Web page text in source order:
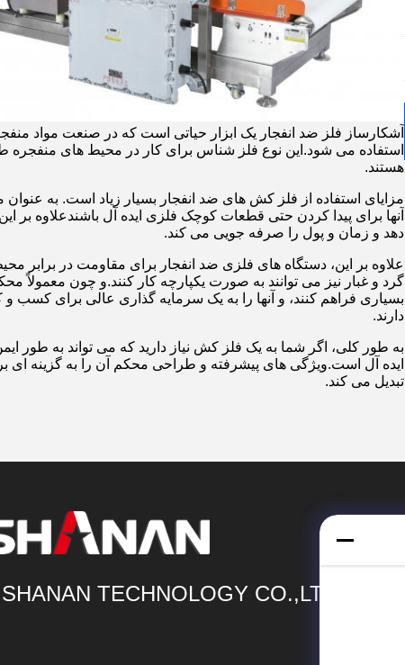
آشکارساز فلز ضد انفجار یک ابزار حیاتی است که در صنعت مواد
استفاده می شود.این نوع فلز شناس برای کار در محیط های منفجره
هستند.
مزایای استفاده از فلز کش های ضد انفجار بسیار زیاد است. به
آنها برای پیدا کردن حتی قطعات کوچک فلزی ایده آل باشندعلاوه
دهد و زمان و پول را صرفه جویی می کند.
علاوه بر این، دستگاه های فلزی ضد انفجار برای مقاومت در
گرد و غبار نیز می توانند به صورت یکپارچه کار کنند.و چون معمولاً
بسیاری فراهم کنند، و آنها را به یک سرمایه گذاری عالی برای کسب و
دارند.
به طور کلی، اگر شما به یک فلز کش نیاز دارید که می تواند به طور
ایده آل است.ویژگی های پیشرفته و طراحی محکم آن را به گزینه ای
تبدیل می کند.
TECHNOLOGY CO.,LTD